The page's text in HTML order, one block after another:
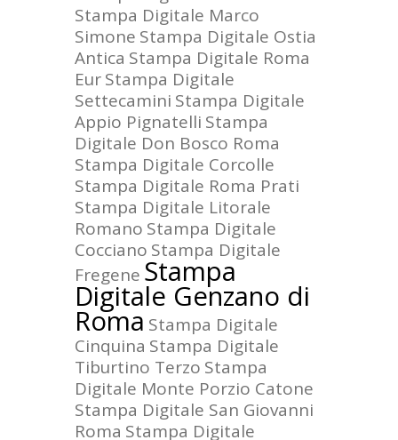
Stampa Digitale Marco
Simone Stampa Digitale Ostia
Antica Stampa Digitale Roma
EurStampa Digitale
Settecamini Stampa Digitale
Appio Pignatelli Stampa
Digitale Don Bosco Roma
Stampa Digitale Corcolle
Stampa Digitale Roma Prati
Stampa Digitale Litorale
Romano Stampa Digitale
Cocciano Stampa Digitale
Fregene Stampa
Digitale Genzano di
Roma Stampa Digitale
Cinquina Stampa Digitale
Tiburtino Terzo Stampa
Digitale Monte Porzio Catone
Stampa Digitale San Giovanni
Roma Stampa Digitale